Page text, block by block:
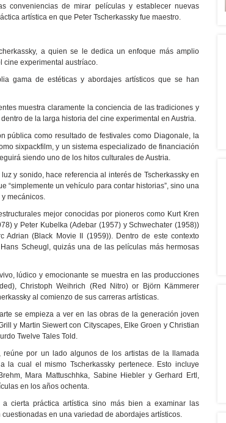
conveniencias de mirar películas y establecer nuevas
artística en que Peter Tscherkassky fue maestro.
a quien se le dedica un enfoque más amplio
cine experimental austríaco.
gama de estéticas y abordajes artísticos que se han
muestra claramente la conciencia de las tradiciones y
de la larga historia del cine experimental en Austria.
pública como resultado de festivales como Diagonale, la
sixpackfilm, y un sistema especializado de financiación
siendo uno de los hitos culturales de Austria.
y sonido, hace referencia al interés de Tscherkassky en
“simplemente un vehículo para contar historias”, sino una
mecánicos.
mejor conocidas por pioneros como Kurt Kren
y Peter Kubelka (Adebar (1957) y Schwechater (1958))
(Black Movie II (1959)). Dentro de este contexto
Scheugl, quizás una de las películas más hermosas
lúdico y emocionante se muestra en las producciones
Christoph Weihrich (Red Nitro) or Björn Kämmerer
al comienzo de sus carreras artísticas.
se empieza a ver en las obras de la generación joven
y Martin Siewert con Cityscapes, Elke Groen y Christian
Twelve Tales Told.
reúne por un lado algunos de los artistas de la llamada
la cual el mismo Tscherkassky pertenece. Esto incluye
Mara Mattuschhka, Sabine Hiebler y Gerhard Ertl,
en los años ochenta.
cierta práctica artística sino más bien a examinar las
en una variedad de abordajes artísticos.